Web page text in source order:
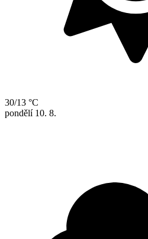
30/13 °C
pondělí 10. 8.